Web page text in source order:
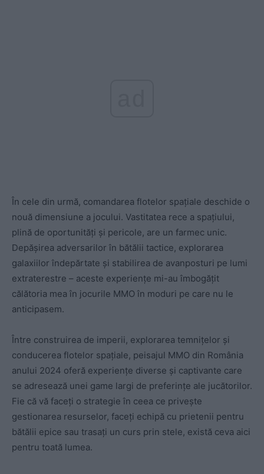
În cele din urmă, comandarea flotelor spațiale deschide o
nouă dimensiune a jocului. Vastitatea rece a spațiului,
plină de oportunități și pericole, are un farmec unic.
Depășirea adversarilor în bătălii tactice, explorarea
galaxiilor îndepărtate și stabilirea de avanposturi pe lumi
extraterestre – aceste experiențe mi-au îmbogățit
călătoria mea în jocurile MMO în moduri pe care nu le
anticipasem.
Între construirea de imperii, explorarea temnițelor și
conducerea flotelor spațiale, peisajul MMO din România
anului 2024 oferă experiențe diverse și captivante care
se adresează unei game largi de preferințe ale jucătorilor.
Fie că vă faceți o strategie în ceea ce privește
gestionarea resurselor, faceți echipă cu prietenii pentru
bătălii epice sau trasați un curs prin stele, există ceva aici
pentru toată lumea.